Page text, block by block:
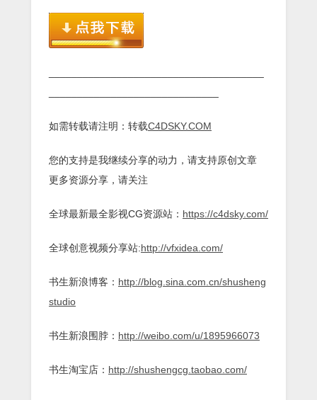
如需转载请注明：转载C4DSKY.COM
您的支持是我继续分享的动力，请支持原创文章
更多资源分享，请关注
全球最新最全影视CG资源站： https://c4dsky.com/
全球创意视频分享站:http://vfxidea.com/
书生新浪博客： http://blog.sina.com.cn/shusheng
studio
书生新浪围脖： http://weibo.com/u/1895966073
书生淘宝店： http://shushengcg.taobao.com/